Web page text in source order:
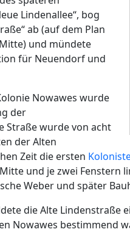
Lindenallee“, bog
ab (auf dem Plan
und mündete
für Neuendorf und
Nowawes wurde
der
Straße wurde von acht
der Alten
Zeit die ersten
und je zwei Fenstern
Weber und später
die Alte Lindenstraße
Nowawes bestimmend